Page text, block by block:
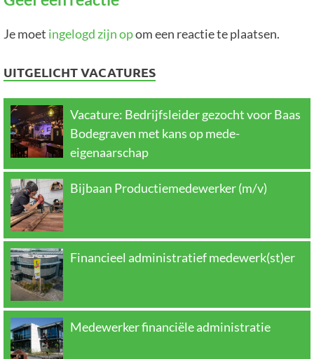
Je moet ingelogd zijn opom een reactie te plaatsen.
UITGELICHT VACATURES
Vacature: Bedrijfsleider gezocht voor Baas
Bodegraven met kans op mede-
eigenaarschap
Bijbaan Productiemedewerker (m/v)
Financieel administratief medewerk(st)er
Medewerker financiële administratie